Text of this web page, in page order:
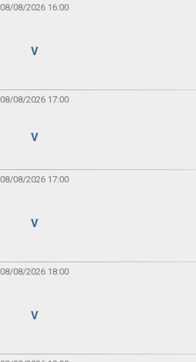
08/08/2026 16:00
V
08/08/2026 17:00
V
08/08/2026 17:00
V
08/08/2026 18:00
V